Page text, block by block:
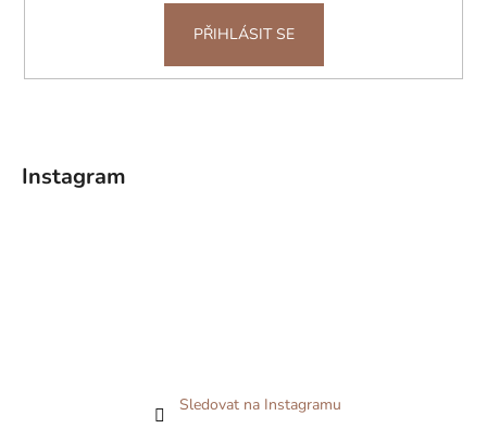
PŘIHLÁSIT SE
Instagram
Sledovat na Instagramu